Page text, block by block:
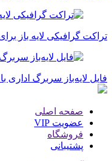
تراکت گرافیکی لایه باز
فایل لایه‌باز سربرگ اداری
صفحه اصلی
عضویت VIP
فروشگاه
پشتیبانی